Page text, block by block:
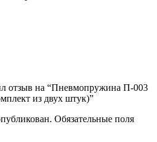
отзыв на “Пневмопружина П-003
из двух штук)”
Обязательные поля